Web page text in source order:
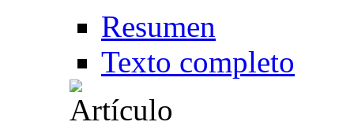
Resumen
Texto completo